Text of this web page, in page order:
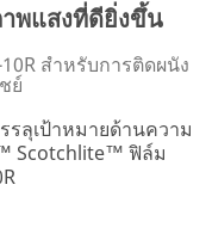
พแสงที่ดียิ่งขึ้น
สำหรับการติดผนัง
ย์
ลุเป้าหมายด้านความ
Scotchlite™ ฟิล์ม